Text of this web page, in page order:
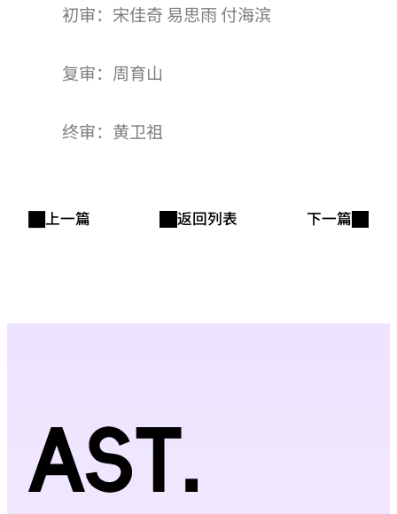
初审：宋佳奇 易思雨 付海滨
复审：周育山
终审：黄卫祖
上一篇 返回列表 下一篇